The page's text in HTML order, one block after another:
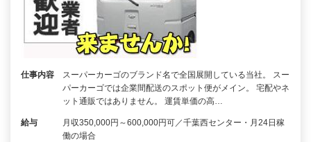
仕事内容
スーパーカーゴのブランド名で全国展開している当社。 スー
パーカーゴでは企業間配送のスポット便がメイン。 宅配やネ
ット通販ではありません。 運賃単価の高…
給与
月収350,000円～600,000円可／千葉西センター・月24日稼
働の場合